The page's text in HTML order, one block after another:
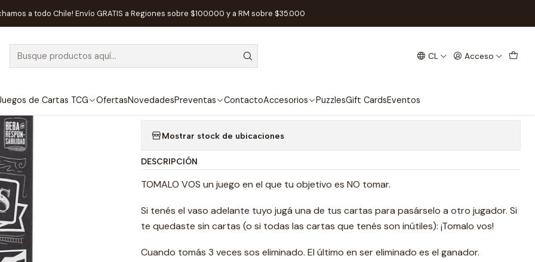
CL Acceso
de Cartas TCG OfertasNovedadesPreventas ContactoAccesorios PuzzlesGift CardsEventos
a todo Chile! Envío GRATIS a Regiones sobre $100.000 y a RM sobre $35.000
Inicio Juegos de Mesa Competitivos Tomalo Vos - Español
AGOTADO Tomalo Vos - Español
Agregar a la lista de favoritos
Mostrar stock de ubicaciones
DESCRIPCIÓN
TOMALO VOS un juego en el que tu objetivo es NO tomar.
Si tenés el vaso adelante tuyo jugá una de tus cartas para pasárselo a otro jugador. Si
te quedaste sin cartas (o si todas las cartas que tenés son inútiles): ¡Tomalo vos!
Cuando tomás 3 veces sos eliminado. El último en ser eliminado es el ganador.